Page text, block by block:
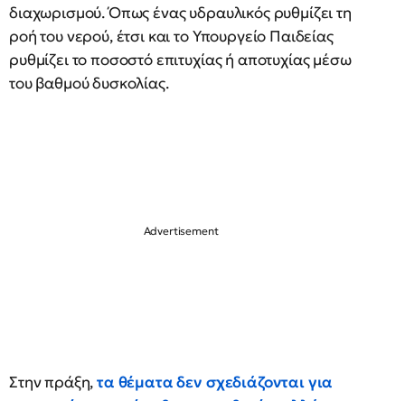
διαχωρισμού. Όπως ένας υδραυλικός ρυθμίζει τη
ροή του νερού, έτσι και το Υπουργείο Παιδείας
ρυθμίζει το ποσοστό επιτυχίας ή αποτυχίας μέσω
του βαθμού δυσκολίας.
Στην πράξη,τα θέματα δεν σχεδιάζονται για